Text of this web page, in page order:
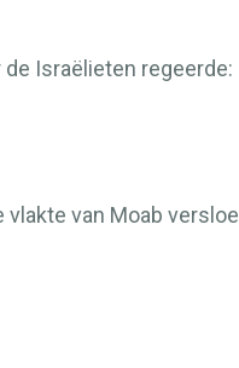
Israëlieten regeerde:
van Moab